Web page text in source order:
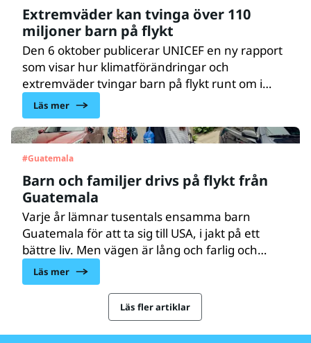
Extremväder kan tvinga över 110
miljoner barn på flykt
Den 6 oktober publicerar UNICEF en ny rapport
som visar hur klimatförändringar och
extremväder tvingar barn på flykt runt om i
världen och vilka förödande konsekvenser
detta får.
Läs mer
#Guatemala
Barn och familjer drivs på flykt från
Guatemala
Varje år lämnar tusentals ensamma barn
Guatemala för att ta sig till USA, i jakt på ett
bättre liv. Men vägen är lång och farlig och
innebär stora risker. Många av barnen stoppas
på vägen och skickas tillbaka igen, ofta med
skuldkänslor inför familjen för att de inte
lyckats. UNICEF hjälper barnen att bearbeta
trauman men även att återintegrera dem
Läs mer
Läs fler artiklar